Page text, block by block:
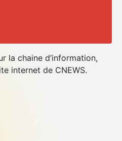
la chaine d’information,
internet de CNEWS.